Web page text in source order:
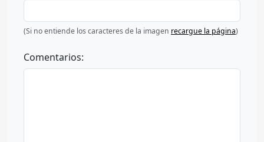
(Si no entiende los caracteres de la imagen recargue la página)
Comentarios: